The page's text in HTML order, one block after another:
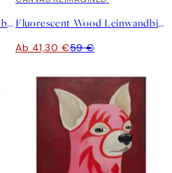
Reassembled Coral Leinwandbild Fluorescent Wood Leinwandbild
Ab 41,30 €59 €